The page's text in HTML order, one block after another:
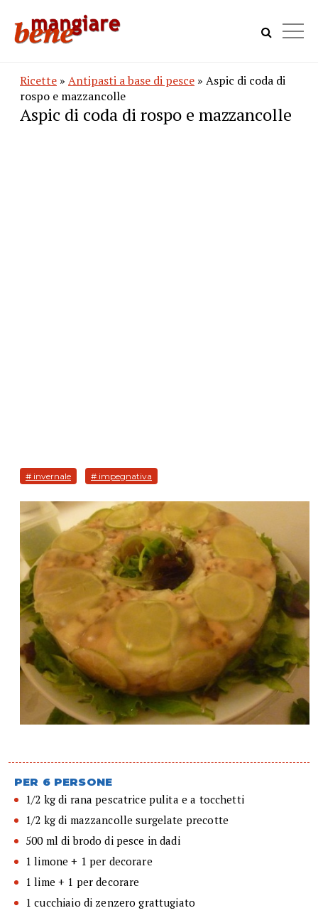
Ricette » Antipasti a base di pesce » Aspic di coda di
rospo e mazzancolle
Aspic di coda di rospo e mazzancolle
# invernale # impegnativa
PER 6 PERSONE
1/2 kg di rana pescatrice pulita e a tocchetti
1/2 kg di mazzancolle surgelate precotte
500 ml di brodo di pesce in dadi
1 limone + 1 per decorare
1 lime + 1 per decorare
1 cucchiaio di zenzero grattugiato